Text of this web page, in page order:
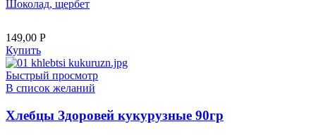
Шоколад, щербет
149,00 Р
Купить
Быстрый просмотр
В список желаний
Хлебцы Здоровей кукурузные 90гр